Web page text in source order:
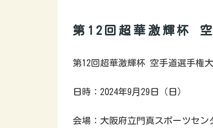
第12回超華激輝杯
第12回超華激輝杯 空手道選手権
日時：2024年9月29日（日）
会場：大阪府立門真スポーツセン